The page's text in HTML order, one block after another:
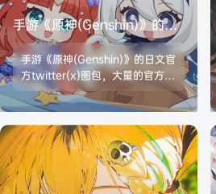
手游《原神(Genshin)》的日
文官方twitter高清图包
手游《原神(Genshin)》的日文官
方twitter(x)图包，大量的官方放
出的宣传图、活动图、壁纸等
等，未整理，收录时间段202406
09~20250402，可能存在一些重
复和价值不大的图片，请自行整
理。格式：JPG/PNG大小：8.5G
twitter(x)：934张/161段小视频